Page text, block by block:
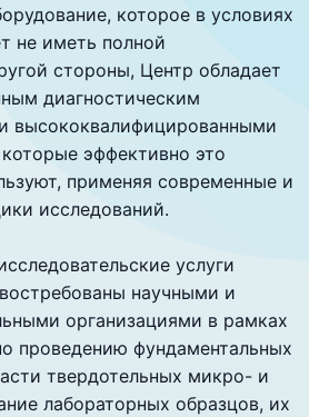
которое в условиях
не иметь полной
стороны, Центр обладает
диагностическим
высококвалифицированными
эффективно это
применяя современные и
исследований.
услуги
научными и
организациями в рамках
проведению фундаментальных
твердотельных микро- и
лабораторных образцов, их